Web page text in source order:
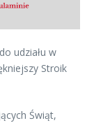
udziału w
Stroik
Świąt,